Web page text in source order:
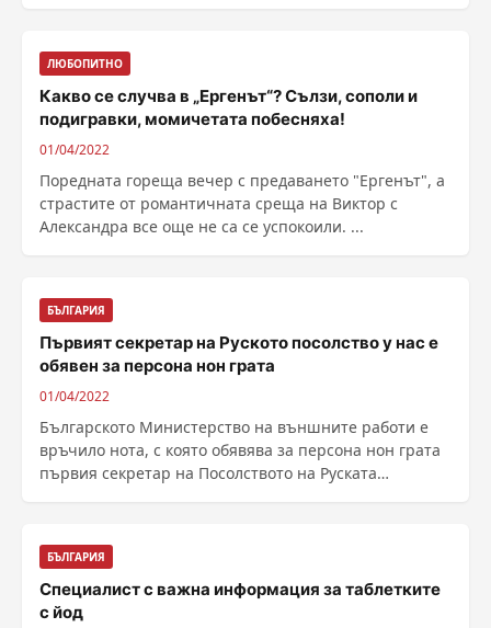
ЛЮБОПИТНО
Какво се случва в „Ергенът“? Сълзи, сополи и
подигравки, момичетата побесняха!
01/04/2022
Поредната гореща вечер с предаването "Ергенът", а
страстите от романтичната среща на Виктор с
Александра все още не са се успокоили. ...
БЪЛГАРИЯ
Първият секретар на Руското посолство у нас е
обявен за персона нон грата
01/04/2022
Българското Министерство на външните работи е
връчило нота, с която обявява за персона нон грата
първия секретар на Посолството на Руската
БЪЛГАРИЯ
Специалист с важна информация за таблетките
с йод